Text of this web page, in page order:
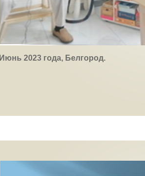
Июнь 2023 года, Белгород.